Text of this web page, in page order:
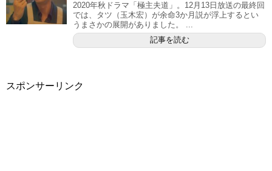
2020年秋ドラマ「極主夫道」。12月13日放送の最終回
では、タツ（玉木宏）が余命3か月説が浮上するとい
うまさかの展開がありました。 ...
記事を読む
スポンサーリンク